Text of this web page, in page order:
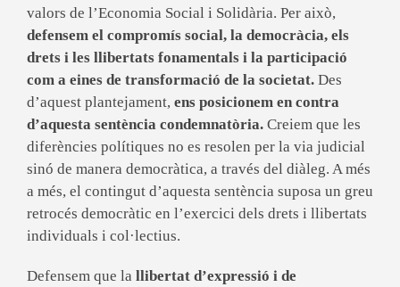
valors de l’Economia Social i Solidària. Per això,
defensem el compromís social, la democràcia, els
drets i les llibertats fonamentals i la participació
com a eines de transformació de la societat. Des
d’aquest plantejament, ens posicionem en contra
d’aquesta sentència condemnatòria. Creiem que les
diferències polítiques no es resolen per la via judicial
sinó de manera democràtica, a través del diàleg. A més
a més, el contingut d’aquesta sentència suposa un greu
retrocés democràtic en l’exercici dels drets i llibertats
individuals i col·lectius.
Defensem que la llibertat d’expressió i de